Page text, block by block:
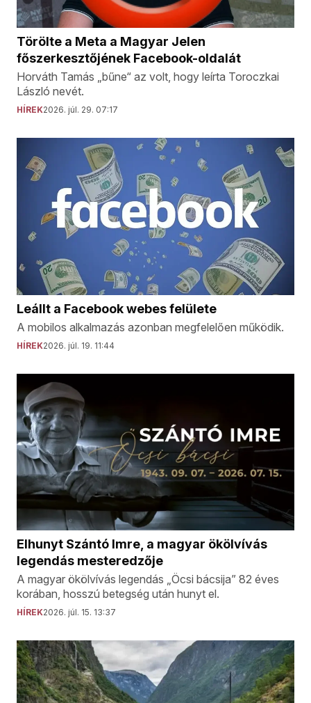
Törölte a Meta a Magyar Jelen
főszerkesztőjének Facebook-oldalát
Horváth Tamás „bűne“ az volt, hogy leírta Toroczkai
László nevét.
HÍREK2026. júl. 29. 07:17
Leállt a Facebook webes felülete
A mobilos alkalmazás azonban megfelelően működik.
HÍREK2026. júl. 19. 11:44
Elhunyt Szántó Imre, a magyar ökölvívás
legendás mesteredzője
A magyar ökölvívás legendás „Öcsi bácsija” 82 éves
korában, hosszú betegség után hunyt el.
HÍREK2026. júl. 15. 13:37